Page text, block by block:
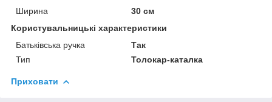
Ширина
30 см
Користувальницькі характеристики
Батьківська ручка
Так
Тип
Толокар-каталка
Приховати